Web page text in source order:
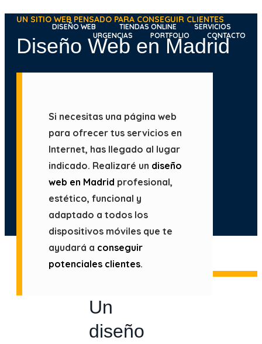
contenido
DISEÑO WEB TIENDAS ONLINE
SERVICIOS
URGENCIAS
PORTFOLIO CONTACTO
UN SITIO WEB PENSADO PARA CONSEGUIR CLIENTES
Diseño Web en Madrid
Si necesitas una página web
para ofrecer tus servicios en
Internet, has llegado al lugar
indicado. Realizaré un diseño
web en Madrid profesional,
estético, funcional y
adaptado a todos los
dispositivos móviles que te
ayudará a conseguir
potenciales clientes.
Un
diseño